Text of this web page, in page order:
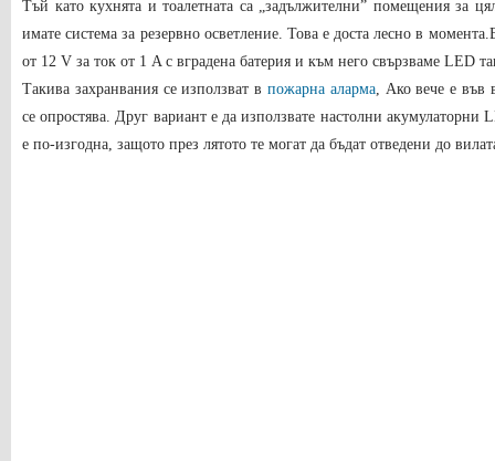
Тъй като кухнята и тоалетната са „задължителни” помещения за
имате система за резервно осветление. Това е доста лесно в
от 12 V за ток от 1 A ​​с вградена батерия и към него свързваме LED
Такива захранвания се използват в пожарна аларма, Ако вече е във
се опростява. Друг вариант е да използвате настолни
е по-изгодна, защото през лятото те могат да бъдат отведени до